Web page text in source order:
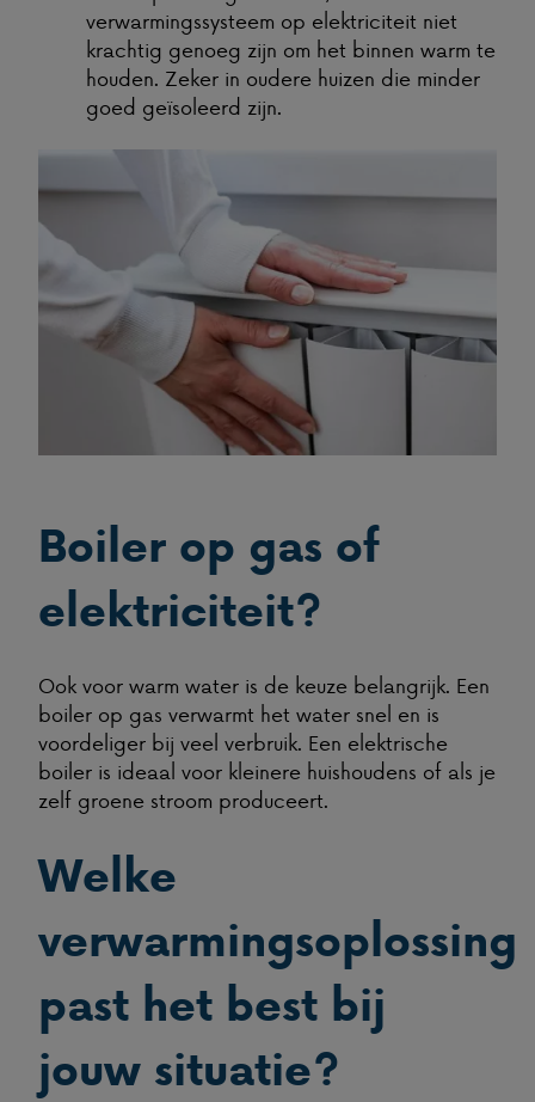
verwarmingssysteem op elektriciteit niet
krachtig genoeg zijn om het binnen warm te
houden. Zeker in oudere huizen die minder
goed geïsoleerd zijn.
Boiler op gas of
elektriciteit?
Ook voor warm water is de keuze belangrijk. Een
boiler op gas verwarmt het water snel en is
voordeliger bij veel verbruik. Een elektrische
boiler is ideaal voor kleinere huishoudens of als je
zelf groene stroom produceert.
Welke
verwarmingsoplossing
past het best bij
jouw situatie?